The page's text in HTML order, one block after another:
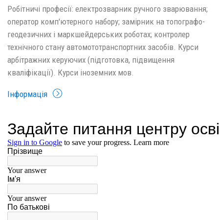
Робітничі професії: електрозварник ручного зварювання;
оператор комп'ютерного набору; замірник на топографо-
геодезичних і маркшейдерських роботах; контролер
технічного стану автомототранспортних засобів. Курси
арбітражних керуючих (підготовка, підвищення
кваліфікації). Курси іноземних мов.
Інформація